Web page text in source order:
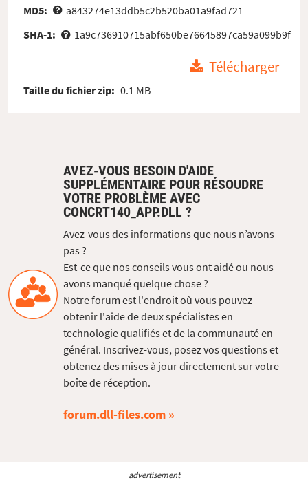
MD5:
a843274e13ddb5c2b520ba01a9fad721
SHA-1:
1a9c736910715abf650be76645897ca59a099b9f
Télécharger
Taille du fichier zip: 0.1 MB
AVEZ-VOUS BESOIN D'AIDE
SUPPLÉMENTAIRE POUR RÉSOUDRE
VOTRE PROBLÈME AVEC
CONCRT140_APP.DLL ?
Avez-vous des informations que nous n’avons
pas ?
Est-ce que nos conseils vous ont aidé ou nous
avons manqué quelque chose ?
Notre forum est l'endroit où vous pouvez
obtenir l'aide de deux spécialistes en
technologie qualifiés et de la communauté en
général. Inscrivez-vous, posez vos questions et
obtenez des mises à jour directement sur votre
boîte de réception.
forum.dll-files.com
advertisement